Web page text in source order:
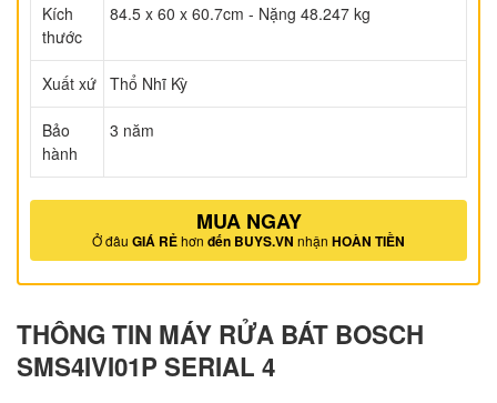
Kích
thước
84.5 x 60 x 60.7cm - Nặng 48.247 kg
Xuất xứ Thổ Nhĩ Kỳ
Bảo
hành
3 năm
MUA NGAY
Ở đâu GIÁ RẺhơn đến BUYS.VN nhận HOÀN TIỀN
THÔNG TIN MÁY RỬA BÁT BOSCH
SMS4IVI01P SERIAL 4